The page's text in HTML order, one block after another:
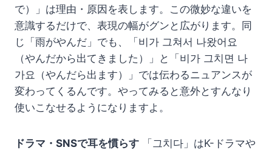
で）」は理由・原因を表します。この微妙な違いを
意識するだけで、表現の幅がグンと広がります。同
じ「雨がやんだ」でも、「비가 그쳐서 나왔어요
（やんだから出てきました）」と「비가 그치면 나
가요（やんだら出ます）」では伝わるニュアンスが
変わってくるんです。やってみると意外とすんなり
使いこなせるようになりますよ。
ドラマ・SNSで耳を慣らす 「그치다」はK-ドラマや